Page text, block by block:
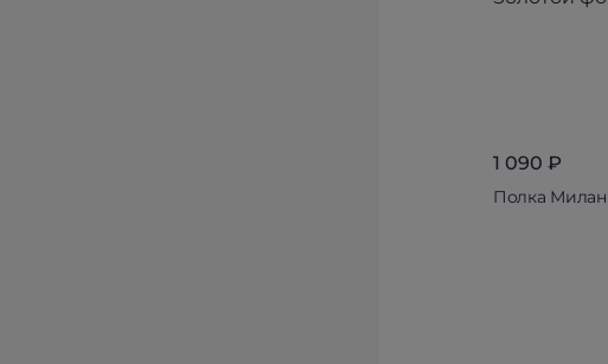
1 090 ₽
Полка